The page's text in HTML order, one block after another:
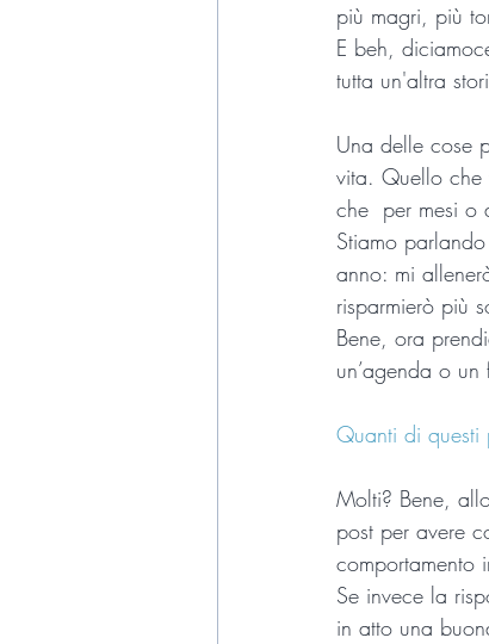
più magri, più
E beh,
tutta un'altra
Una delle cose
vita. Quello che
che  per mesi o
Stiamo
anno: mi
risparmierò più
Bene, ora
un’agenda o
Quanti di questi
Molti? Bene,
post per avere
comportamento
Se invece la
in atto una